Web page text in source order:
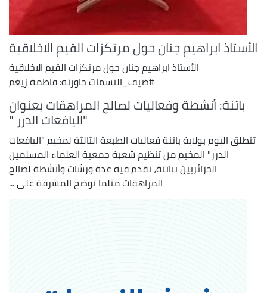
الأستاذ ابراهيم جنان حول مرتكزات القيم الاخلاقية
الأستاذ ابراهيم جنان حول مرتكزات القيم الاخلاقية
#ضيف_النسمات حاورته: فاطمة زيغم
باتنة: أنشطة وفعاليات لصالح المراهقات بعنوان
"اليافعات الدرر "
تنطلق اليوم بولاية باتنة فعاليات الطبعة الثالثة لمخيم "اليافعات
الدرر" المخيم من تنظيم شعبة جمعية العلماء المسلمين
الجزائريين بباتنة، تقدم فيه عدة ورشات وأنشطة لصالح
المراهقات مثلما توضح المشرفة على ...